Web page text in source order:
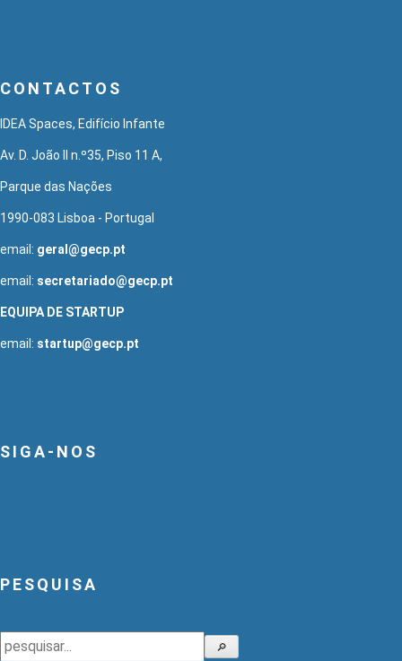
CONTACTOS
IDEA Spaces, Edifício Infante
Av. D. João II n.º35, Piso 11 A,
Parque das Nações
1990-083 Lisboa - Portugal
email: geral@gecp.pt
email: secretariado@gecp.pt
EQUIPA DE STARTUP
email: startup@gecp.pt
SIGA-NOS
PESQUISA
Pesquisar 🔎